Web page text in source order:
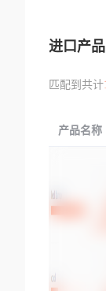
进口产品
匹配到共计
产品名称